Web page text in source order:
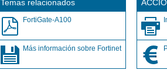
Temas relacionados
FortiGate-A100
Más información sobre Fortinet